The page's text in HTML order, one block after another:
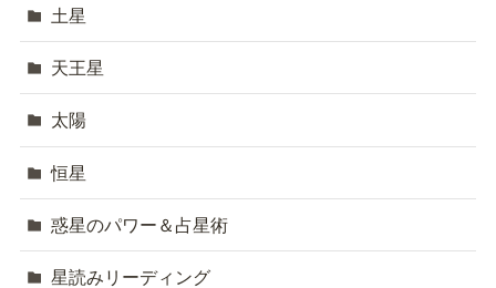
土星
天王星
太陽
恒星
惑星のパワー＆占星術
星読みリーディング